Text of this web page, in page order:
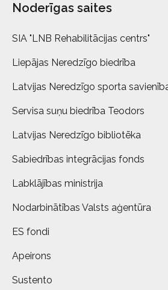
Noderīgas saites
SIA "LNB Rehabilitācijas centrs"
Liepājas Neredzīgo biedrība
Latvijas Neredzīgo sporta
Servisa suņu biedrība Teodors
Latvijas Neredzīgo bibliotēka
Sabiedrības integrācijas fonds
Labklājības ministrija
Nodarbinātības Valsts aģentūra
ES fondi
Apeirons
Sustento